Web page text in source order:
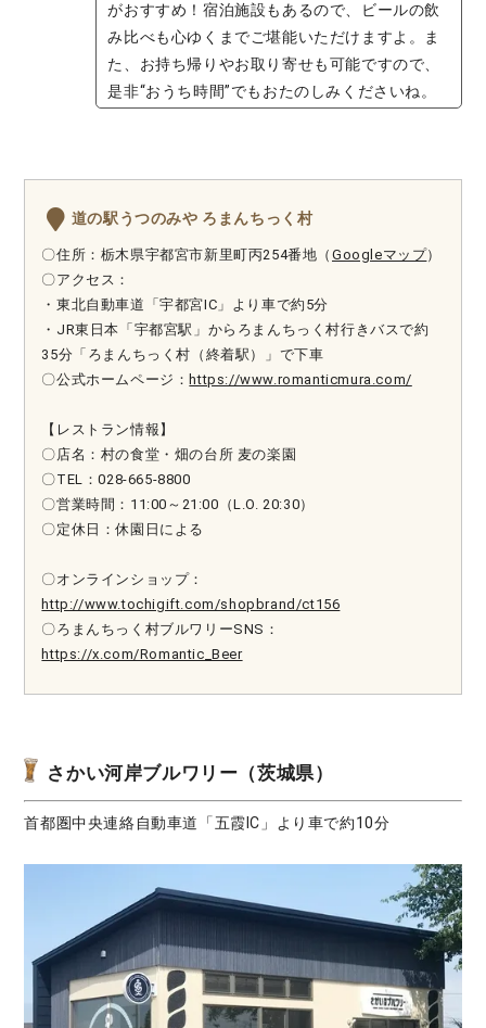
がおすすめ！宿泊施設もあるので、ビールの飲
み比べも心ゆくまでご堪能いただけますよ。ま
た、お持ち帰りやお取り寄せも可能ですので、
是非“おうち時間”でもおたのしみくださいね。
道の駅うつのみや ろまんちっく村
〇住所：栃木県宇都宮市新里町丙254番地（ Googleマップ）
〇アクセス：
・東北自動車道「宇都宮IC」より車で約5分
・JR東日本「宇都宮駅」からろまんちっく村行きバスで約
35分「ろまんちっく村（終着駅）」で下車
〇公式ホームページ： https://www.romanticmura.com/
【レストラン情報】
〇店名：村の食堂・畑の台所 麦の楽園
〇TEL：028-665-8800
〇営業時間：11:00～21:00（L.O. 20:30）
〇定休日：休園日による
〇オンラインショップ：
http://www.tochigift.com/shopbrand/ct156
〇ろまんちっく村ブルワリーSNS：
https://x.com/Romantic_Beer
さかい河岸ブルワリー（茨城県）
首都圏中央連絡自動車道「五霞IC」より車で約10分